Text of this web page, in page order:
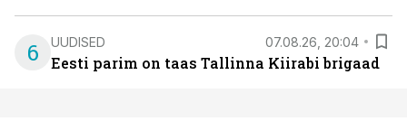
6 UUDISED 07.08.26, 20:04
Eesti parim on taas Tallinna Kiirabi brigaad